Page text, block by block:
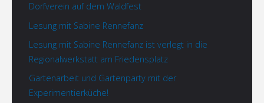
Dorfverein auf dem Waldfest
Lesung mit Sabine Rennefanz
Lesung mit Sabine Rennefanz ist verlegt in die
Regionalwerkstatt am Friedensplatz
Gartenarbeit und Gartenparty mit der
Experimentierküche!